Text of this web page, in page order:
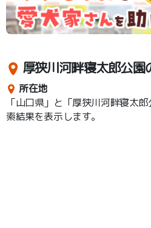
厚狭川河畔寝太郎公園
所在地
「山口県」と「厚狭川河畔寝太
索結果を表示します。